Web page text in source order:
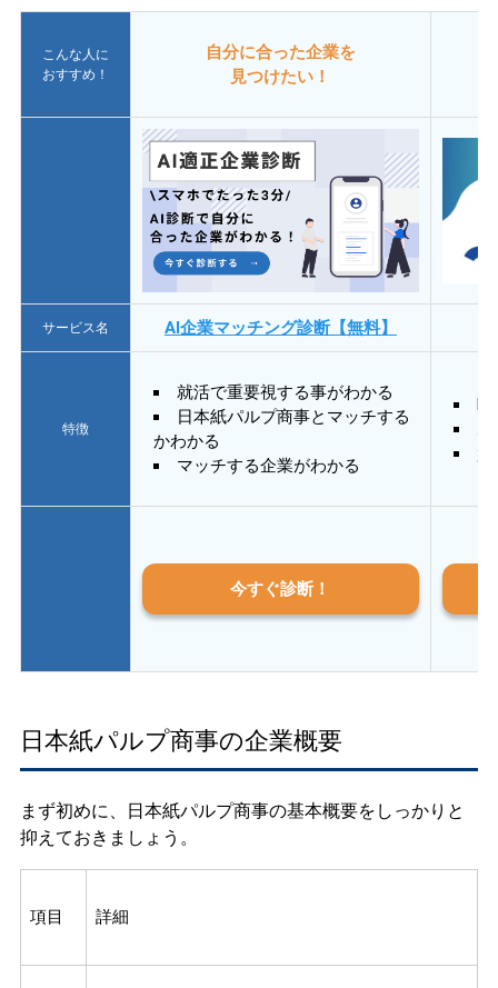
こんな人に
おすすめ！
自分に合った企業を
見つけたい！
サービス名 AI企業マッチング診断【無料】
特徴
就活で重要視する事がわかる
日本紙パルプ商事とマッチする
かわかる
マッチする企業がわかる
質
今すぐ診断！
日本紙パルプ商事の企業概要
まず初めに、日本紙パルプ商事の基本概要をしっかりと
抑えておきましょう。
項目 詳細